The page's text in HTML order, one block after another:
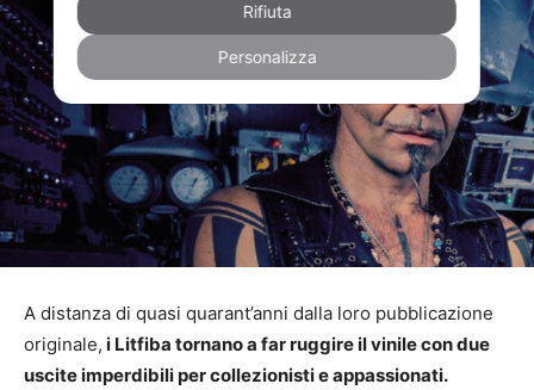
A distanza di quasi quarant’anni dalla loro pubblicazione
originale, i Litfiba tornano a far ruggire il vinile con due
uscite imperdibili per collezionisti e appassionati.
Rifiuta
Personalizza